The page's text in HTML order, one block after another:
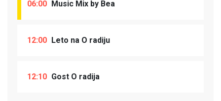
06:00 Music Mix by Bea
12:00 Leto na O radiju
12:10 Gost O radija